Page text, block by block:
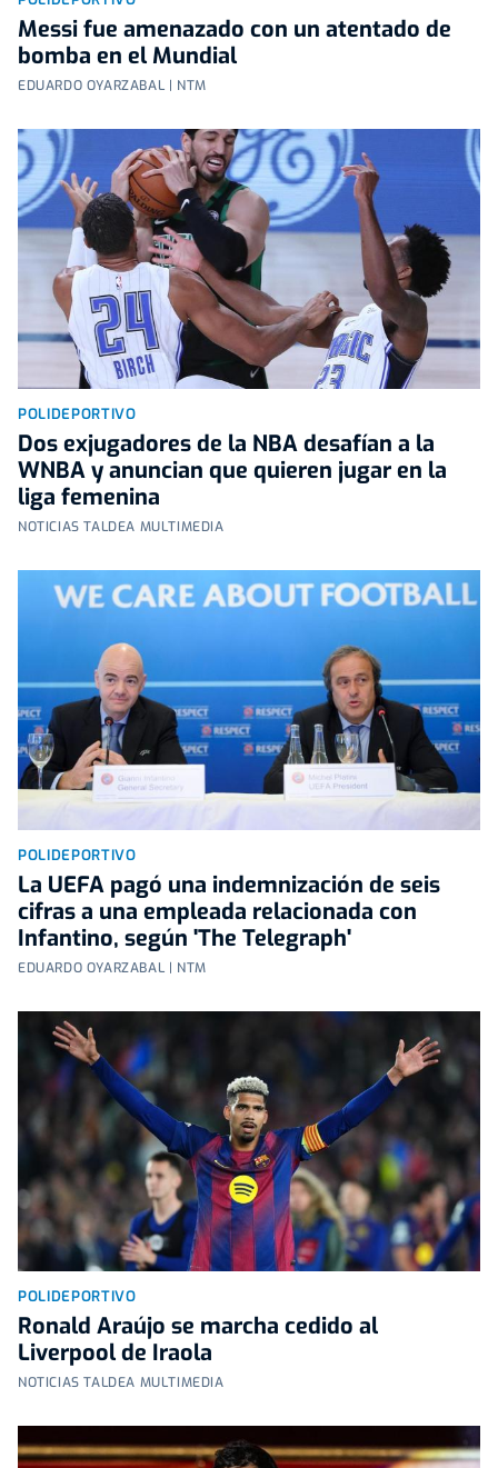
Messi fue amenazado con un atentado de
bomba en el Mundial
EDUARDO OYARZABAL | NTM
POLIDEPORTIVO
Dos exjugadores de la NBA desafían a la
WNBA y anuncian que quieren jugar en la
liga femenina
NOTICIAS TALDEA MULTIMEDIA
POLIDEPORTIVO
La UEFA pagó una indemnización de seis
cifras a una empleada relacionada con
Infantino, según 'The Telegraph'
EDUARDO OYARZABAL | NTM
POLIDEPORTIVO
Ronald Araújo se marcha cedido al
Liverpool de Iraola
NOTICIAS TALDEA MULTIMEDIA